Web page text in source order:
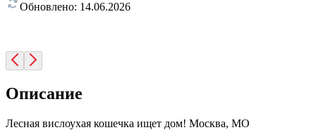
Обновлено: 14.06.2026
Описание
Лесная вислоухая кошечка ищет дом! Москва, МО